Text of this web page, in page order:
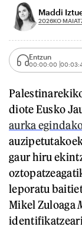
Maddi
2026KO
Entzun
00:00:00
diote Eusko
aurka
gaur hiru
leporatu
Mikel Zuloaga
identifikatzeari